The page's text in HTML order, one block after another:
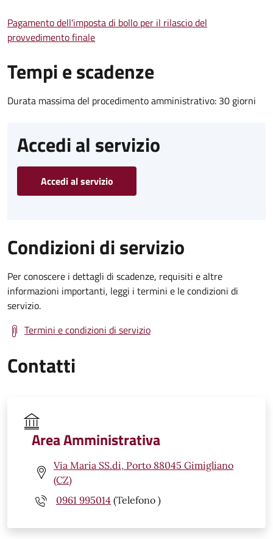
Pagamento dell'imposta di bollo per il rilascio del
provvedimento finale
Tempi e scadenze
Durata massima del procedimento amministrativo: 30 giorni
Accedi al servizio
Accedi al servizio
Condizioni di servizio
Per conoscere i dettagli di scadenze, requisiti e altre
informazioni importanti, leggi i termini e le condizioni di
servizio.
Termini e condizioni di servizio
Contatti
Area Amministrativa
Via Maria SS.di, Porto 88045 Gimigliano
(CZ)
0961 995014 (Telefono )